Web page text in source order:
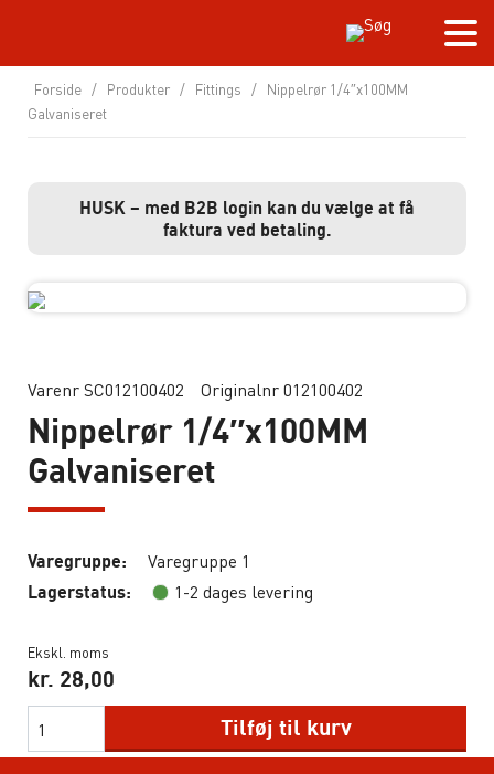
Forside / Produkter / Fittings / Nippelrør 1/4″x100MM
Galvaniseret
HUSK – med B2B login kan du vælge at få
faktura ved betaling.
Varenr SC012100402 Originalnr 012100402
Nippelrør 1/4″x100MM
Galvaniseret
Varegruppe: Varegruppe 1
Lagerstatus: 1-2 dages levering
Ekskl. moms
kr. 28,00
Tilføj til kurv